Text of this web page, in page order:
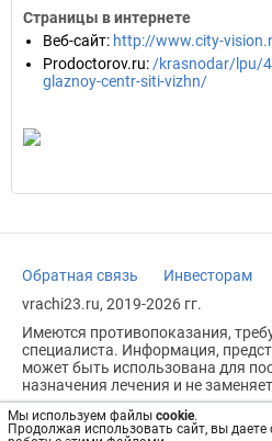
Мы используем файлы cookie.
Продолжая использовать сайт, вы даете
Страницы в интернете
Веб-сайт: http://www.city-
Prodoctorov.ru: /krasnodar/lpu/
glaznoy-centr-siti-vizhn/
Обратная связь Инвесторам
vrachi23.ru, 2019-2026 гг.
Имеются противопоказания,
специалиста. Информация,
может быть использована для
назначения лечения и не
Возрастное ограничение: 18+